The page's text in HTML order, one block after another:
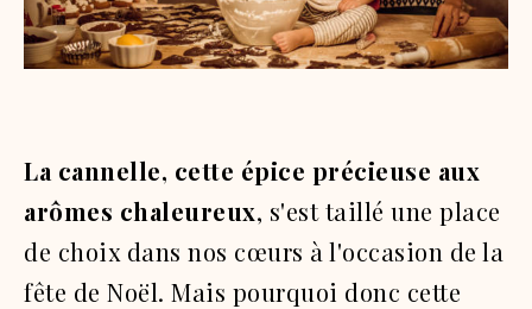
La cannelle, cette épice précieuse aux
arômes chaleureux, s'est taillé une place
de choix dans nos cœurs à l'occasion de la
fête de Noël. Mais pourquoi donc cette